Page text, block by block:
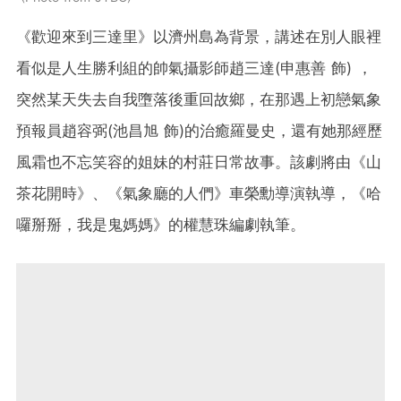
《歡迎來到三達里》以濟州島為背景，講述在別人眼裡
看似是人生勝利組的帥氣攝影師趙三達(申惠善 飾)
，
突然某天失去自我墮落後重回故鄉，在那遇上初戀氣象
預報員趙容弼(池昌旭 飾)的治癒羅曼史，還有她那經歷
風霜也不忘笑容的姐妹的村莊日常故事。該劇將由《山
茶花開時》、《氣象廳的人們》車榮勳導演執導，《哈
囉掰掰，我是鬼媽媽》的權慧珠編劇執筆。